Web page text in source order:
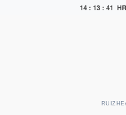
14 : 13 : 42